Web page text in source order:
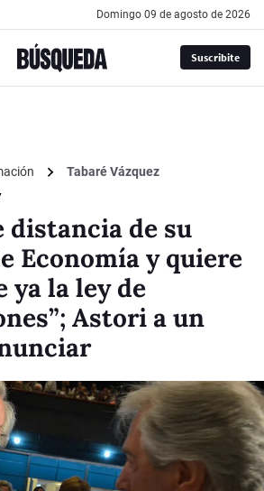
domingo 09 de agosto de 2026
Suscribite
Tabaré Vázquez
distancia de su
Economía y quiere
ya la ley de
Astori a un